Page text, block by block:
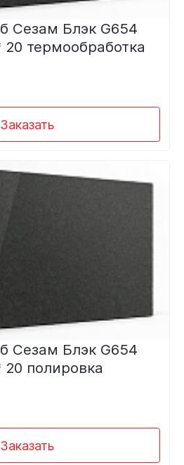
Сезам Блэк G654
20 термообработка
Заказать
Сезам Блэк G654
20 полировка
Заказать